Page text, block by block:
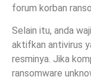
forum korban
Selain itu, anda
aktifkan antivirus
resminya. Jika
ransomware